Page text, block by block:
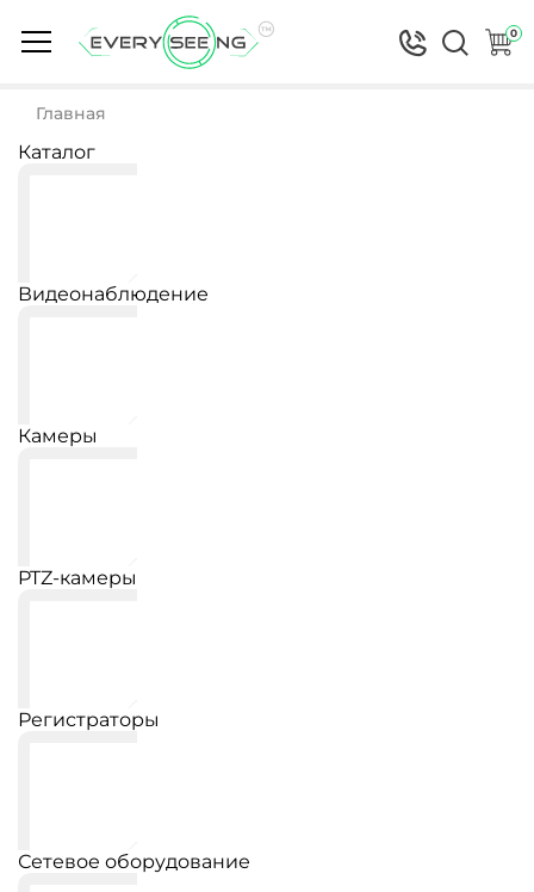
0
Главная
Каталог
Видеонаблюдение
Камеры
PTZ-камеры
Регистраторы
Сетевое оборудование